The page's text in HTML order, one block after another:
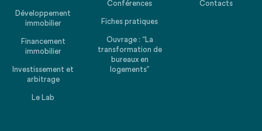
Développement
immobilier
Financement
immobilier
Investissement et
arbitrage
Le Lab
Conférences
Fiches pratiques
Ouvrage : “La
transformation de
bureaux en
logements”
Contacts